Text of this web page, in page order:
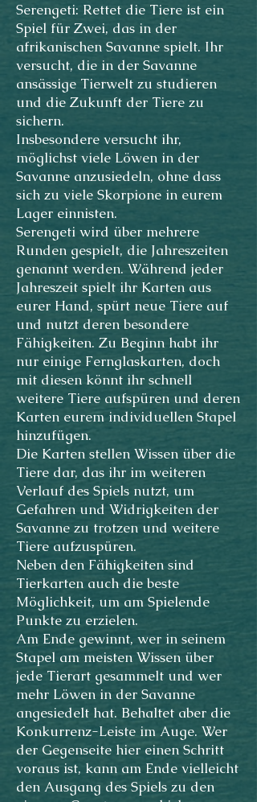
Serengeti: Rettet die Tiere ist ein
Spiel für Zwei, das in der
afrikanischen Savanne spielt. Ihr
versucht, die in der Savanne
ansässige Tierwelt zu studieren
und die Zukunft der Tiere zu
sichern.
Insbesondere versucht ihr,
möglichst viele Löwen in der
Savanne anzusiedeln, ohne dass
sich zu viele Skorpione in eurem
Lager einnisten.
Serengeti wird über mehrere
Runden gespielt, die Jahreszeiten
genannt werden. Während jeder
Jahreszeit spielt ihr Karten aus
eurer Hand, spürt neue Tiere auf
und nutzt deren besondere
Fähigkeiten. Zu Beginn habt ihr
nur einige Fernglaskarten, doch
mit diesen könnt ihr schnell
weitere Tiere aufspüren und deren
Karten eurem individuellen Stapel
hinzufügen.
Die Karten stellen Wissen über die
Tiere dar, das ihr im weiteren
Verlauf des Spiels nutzt, um
Gefahren und Widrigkeiten der
Savanne zu trotzen und weitere
Tiere aufzuspüren.
Neben den Fähigkeiten sind
Tierkarten auch die beste
Möglichkeit, um am Spielende
Punkte zu erzielen.
Am Ende gewinnt, wer in seinem
Stapel am meisten Wissen über
jede Tierart gesammelt und wer
mehr Löwen in der Savanne
angesiedelt hat. Behaltet aber die
Konkurrenz-Leiste im Auge. Wer
der Gegenseite hier einen Schritt
voraus ist, kann am Ende vielleicht
den Ausgang des Spiels zu den